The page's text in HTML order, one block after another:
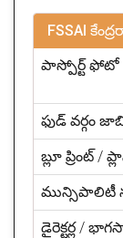
FSSAI
పాస్పోర్ట్ ఫోటో
ఫుడ్ వర్గం
బ్లూ ప్రింట్ /
మున్సిపాలిటీ
డైరెక్టర్ల /